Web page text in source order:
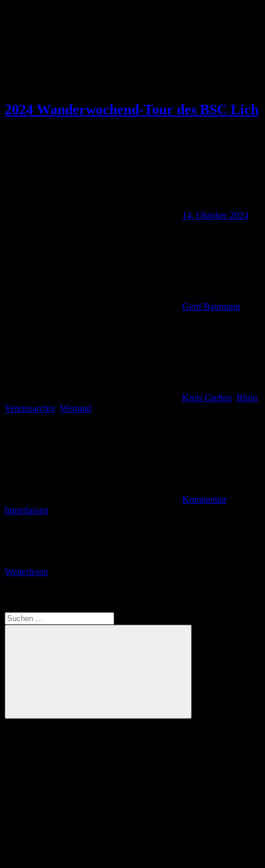
2024 Wanderwochend-Tour des BSC Lich
14. Oktober 2024
Gerd Baumung
Kreis Gießen Rhön
Vereinsarchiv, Werratal
Kommentar
hinterlassen
Weiterlesen
Suchen
nach:
Suchen